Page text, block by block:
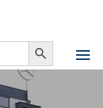
Search Button